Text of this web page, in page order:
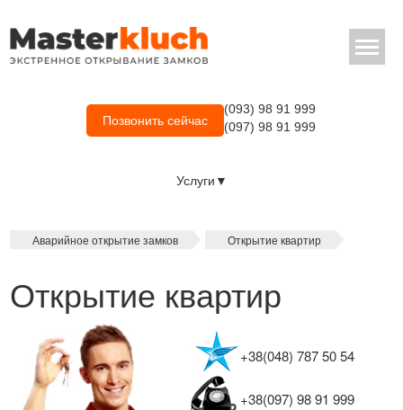
(093) 98 91 999
(097) 98 91 999
Позвонить сейчас
Услуги▼
Аварийное открытие замков Открытие квартир
Открытие квартир
+38(048) 787 50 54
+38(097) 98 91 999